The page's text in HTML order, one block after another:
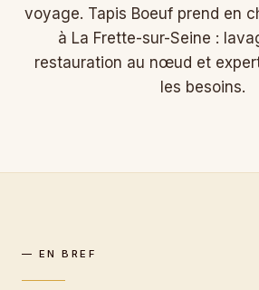
voyage. Tapis Boeuf prend en
à La Frette-sur-Seine :
restauration au nœud et
les besoins.
— EN BREF